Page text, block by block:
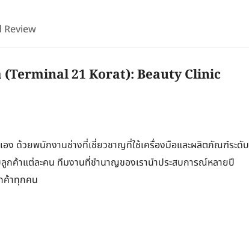
Review
(Terminal 21 Korat): Beauty Clinic
ง ด้วยพนักงานช่างที่เชี่ยวชาญที่ใช้เครื่องมือและผลิตภัณฑ์ระดับ
ค้าแต่ละคน ทีมงานที่ชำนาญของเรานำประสบการณ์หลายปี
ค้าทุกคน